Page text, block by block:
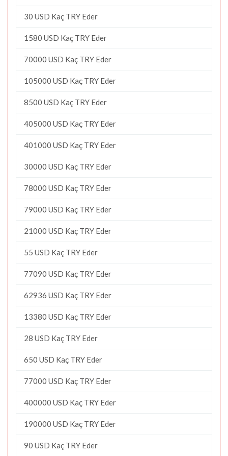
30 USD Kaç TRY Eder
1580 USD Kaç TRY Eder
70000 USD Kaç TRY Eder
105000 USD Kaç TRY Eder
8500 USD Kaç TRY Eder
405000 USD Kaç TRY Eder
401000 USD Kaç TRY Eder
30000 USD Kaç TRY Eder
78000 USD Kaç TRY Eder
79000 USD Kaç TRY Eder
21000 USD Kaç TRY Eder
55 USD Kaç TRY Eder
77090 USD Kaç TRY Eder
62936 USD Kaç TRY Eder
13380 USD Kaç TRY Eder
28 USD Kaç TRY Eder
650 USD Kaç TRY Eder
77000 USD Kaç TRY Eder
400000 USD Kaç TRY Eder
190000 USD Kaç TRY Eder
90 USD Kaç TRY Eder